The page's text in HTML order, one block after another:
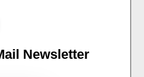
Newsletter